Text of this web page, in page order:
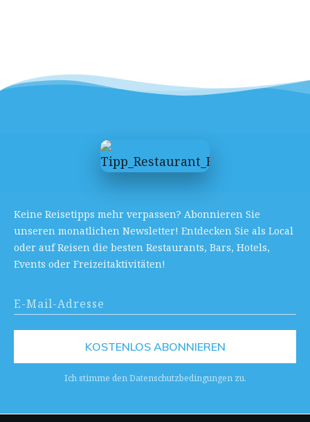
Keine Reisetipps mehr verpassen? Abonnieren Sie
unseren monatlichen Newsletter! Entdecken Sie als Local
oder auf Reisen die besten Restaurants, Bars, Hotels,
Events oder Freizeitaktivitäten!
KOSTENLOS ABONNIEREN
Ich stimme den Datenschutzbedingungen zu.